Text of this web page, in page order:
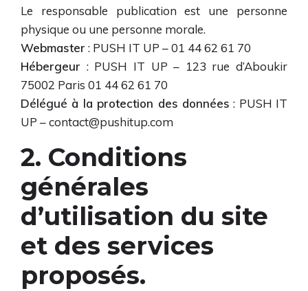
Le responsable publication est une personne
physique ou une personne morale.
Webmaster : PUSH IT UP – 01 44 62 61 70
Hébergeur : PUSH IT UP – 123 rue d’Aboukir
75002 Paris 01 44 62 61 70
Délégué à la protection des données : PUSH IT
UP – contact@pushitup.com
2. Conditions
générales
d’utilisation du site
et des services
proposés.